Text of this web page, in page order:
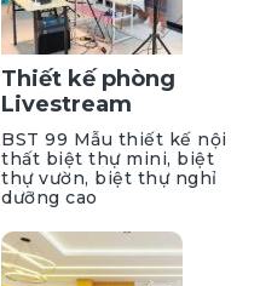
Thiết kế phòng
Livestream
BST 99 Mẫu thiết kế nội
thất biệt thự mini, biệt
thự vườn, biệt thự nghỉ
dưỡng cao